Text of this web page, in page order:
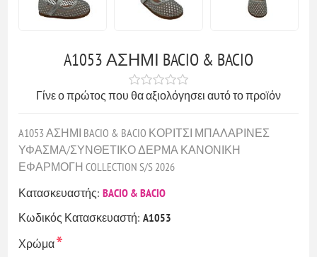
A1053 ΑΣΗΜΙ BACIO & BACIO
Γίνε ο πρώτος που θα αξιολόγησει αυτό το προϊόν
A1053 ΑΣΗΜΙ BACIO & BACIO ΚΟΡΙΤΣΙ ΜΠΑΛΑΡΙΝΕΣ
ΥΦΑΣΜΑ/ΣΥΝΘΕΤΙΚΟ ΔΕΡΜΑ ΚΑΝΟΝΙΚΗ
ΕΦΑΡΜΟΓΗ COLLECTION S/S 2026
Κατασκευαστής: BACIO & BACIO
Κωδικός Κατασκευαστή: A1053
Χρώμα*